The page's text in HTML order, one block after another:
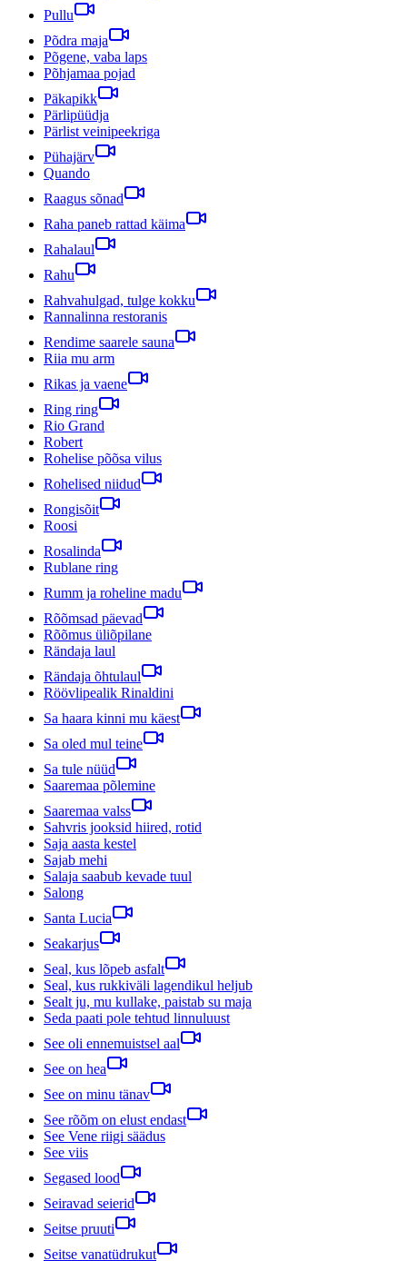
Pullu
Põdra maja
Põgene, vaba laps
Põhjamaa pojad
Päkapikk
Pärlipüüdja
Pärlist veinipeekriga
Pühajärv
Quando
Raagus sõnad
Raha paneb rattad käima
Rahalaul
Rahu
Rahvahulgad, tulge kokku
Rannalinna restoranis
Rendime saarele sauna
Riia mu arm
Rikas ja vaene
Ring ring
Rio Grand
Robert
Rohelise põõsa vilus
Rohelised niidud
Rongisõit
Roosi
Rosalinda
Rublane ring
Rumm ja roheline madu
Rõõmsad päevad
Rõõmus üliõpilane
Rändaja laul
Rändaja õhtulaul
Röövlipealik Rinaldini
Sa haara kinni mu käest
Sa oled mul teine
Sa tule nüüd
Saaremaa põlemine
Saaremaa valss
Sahvris jooksid hiired, rotid
Saja aasta kestel
Sajab mehi
Salaja saabub kevade tuul
Salong
Santa Lucia
Seakarjus
Seal, kus lõpeb asfalt
Seal, kus rukkiväli lagendikul heljub
Sealt ju, mu kullake, paistab su maja
Seda paati pole tehtud linnuluust
See oli ennemuistsel aal
See on hea
See on minu tänav
See rõõm on elust endast
See Vene riigi säädus
See viis
Segased lood
Seiravad seierid
Seitse pruuti
Seitse vanatüdrukut